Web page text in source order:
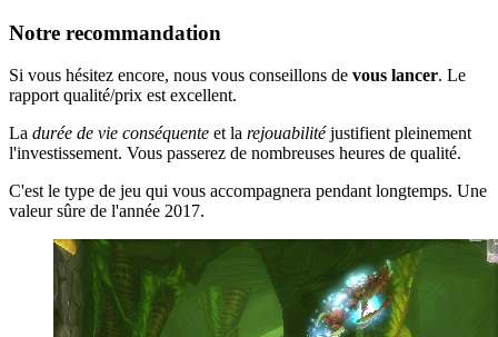
Notre recommandation
Si vous hésitez encore, nous vous conseillons de vous lancer. Le
rapport qualité/prix est excellent.
La durée de vie conséquente et la rejouabilitéjustifient pleinement
l'investissement. Vous passerez de nombreuses heures de qualité.
C'est le type de jeu qui vous accompagnera pendant longtemps. Une
valeur sûre de l'année 2017.